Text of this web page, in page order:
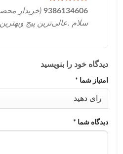
امتیاز5از
9386134606 (خریدار
سلام .عالی‌ترین پیج وبهترین
دیدگاه خود را بنویسید
امتیاز شما *
دیدگاه شما *